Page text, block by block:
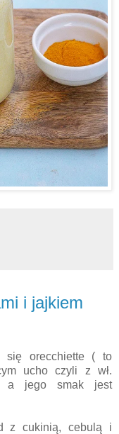
i jajkiem
się orecchiette ( to
ucho czyli z wł.
a jego smak jest
z cukinią, cebulą i